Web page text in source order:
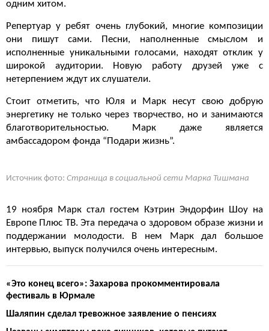
одним хитом.
Репертуар у ребят очень глубокий, многие композиции
они пишут сами. Песни, наполненные смыслом и
исполненные уникальными голосами, находят отклик у
широкой аудитории. Новую работу друзей уже с
нетерпением ждут их слушатели.
Стоит отметить, что Юля и Марк несут свою добрую
энергетику не только через творчество, но и занимаются
благотворительностью. Марк даже является
амбассадором фонда “Подари жизнь”.
Источник фото: Страница в социальной сети Марка Тишмана
19 ноября Марк стал гостем Кэтрин Эндорфин Шоу на
Европе Плюс ТВ. Эта передача о здоровом образе жизни и
поддержании молодости. В нем Марк дал большое
интервью, выпуск получился очень интересным.
«Это конец всего»: Захарова прокомментировала
фестиваль в Юрмале
Шаляпин сделал тревожное заявление о пенсиях